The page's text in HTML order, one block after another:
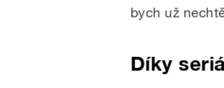
bych už
Díky